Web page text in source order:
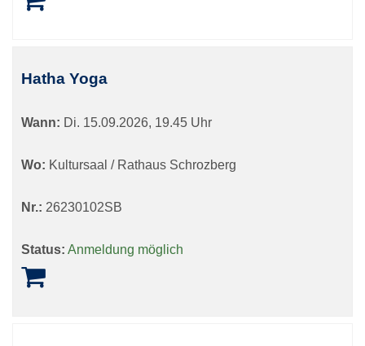
Hatha Yoga
Wann: Di. 15.09.2026, 19.45 Uhr
Wo: Kultursaal / Rathaus Schrozberg
Nr.: 26230102SB
Status: Anmeldung möglich